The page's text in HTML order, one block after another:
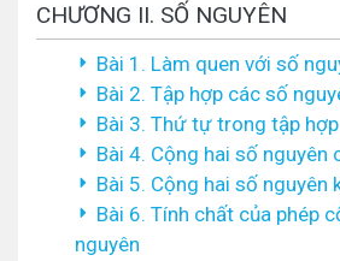
CHƯƠNG II. SỐ NGUYÊN
Bài 1. Làm quen với số
Bài 2. Tập hợp các số
Bài 3. Thứ tự trong tập
Bài 4. Cộng hai số nguyên
Bài 5. Cộng hai số nguyên
Bài 6. Tính chất của phép
nguyên